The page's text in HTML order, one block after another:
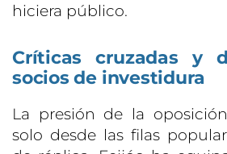
hiciera público.
Críticas cruzadas y
socios de investidura
La presión de la
solo desde las filas